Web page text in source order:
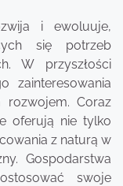
i ewoluuje,
się potrzeb
W przyszłości
zainteresowania
rozwojem. Coraz
oferują nie tylko
z naturą w
Gospodarstwa
swoje